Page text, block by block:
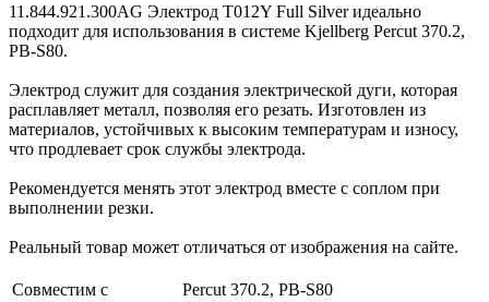
11.844.921.300AG Электрод T012Y Full Silver идеально
подходит для использования в системе Kjellberg Percut 370.2,
PB-S80.
Электрод служит для создания электрической дуги, которая
расплавляет металл, позволяя его резать. Изготовлен из
материалов, устойчивых к высоким температурам и износу,
что продлевает срок службы электрода.
Рекомендуется менять этот электрод вместе с соплом при
выполнении резки.
Реальный товар может отличаться от изображения на сайте.
Совместим с
Percut 370.2, PB-S80